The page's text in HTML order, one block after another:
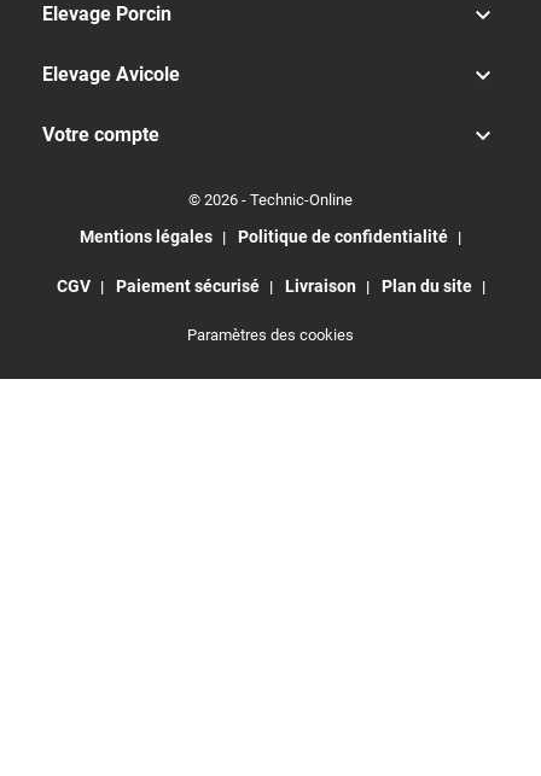
Elevage Porcin 
Elevage Avicole 
Votre compte 
© 2026 - Technic-Online
Mentions légales Politique de confidentialité
CGV Paiement sécurisé Livraison Plan du site
Paramètres des cookies